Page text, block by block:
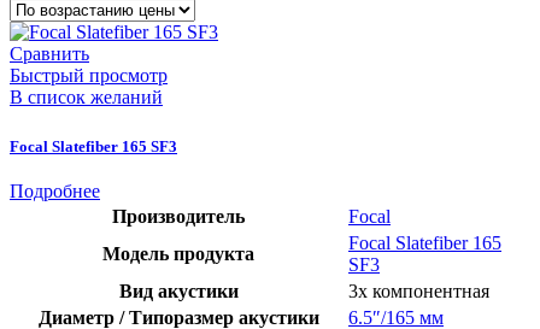
Сравнить
Быстрый просмотр
В список желаний
Focal Slatefiber 165 SF3
Подробнее
Производитель
Focal
Модель продукта
Focal Slatefiber 165
SF3
Вид акустики
3х компонентная
Диаметр / Типоразмер акустики
6.5″/165 мм